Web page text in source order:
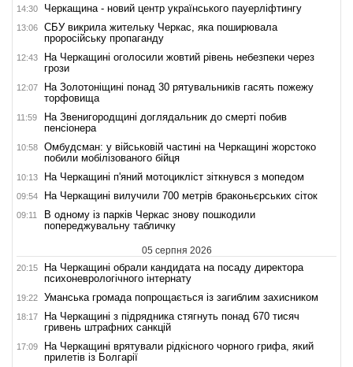
14:30 Черкащина - новий центр українського пауерліфтингу
13:06
СБУ викрила жительку Черкас, яка поширювала
проросійську пропаганду
12:43
На Черкащині оголосили жовтий рівень небезпеки через
грози
12:07
На Золотоніщині понад 30 рятувальників гасять пожежу
торфовища
11:59
На Звенигородщині доглядальник до смерті побив
пенсіонера
10:58
Омбудсман: у військовій частині на Черкащині жорстоко
побили мобілізованого бійця
10:13 На Черкащині п'яний мотоцикліст зіткнувся з мопедом
09:54 На Черкащині вилучили 700 метрів браконьєрських сіток
09:11
В одному із парків Черкас знову пошкодили
попереджувальну табличку
05 серпня 2026
20:15
На Черкащині обрали кандидата на посаду директора
психоневрологічного інтернату
19:22 Уманська громада попрощається із загиблим захисником
18:17
На Черкащині з підрядника стягнуть понад 670 тисяч
гривень штрафних санкцій
17:09
На Черкащині врятували рідкісного чорного грифа, який
прилетів із Болгарії